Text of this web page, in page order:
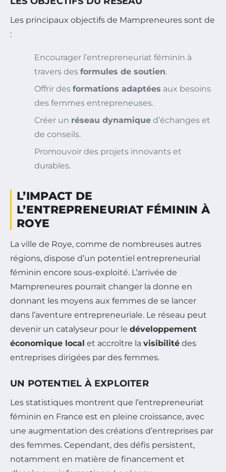
Les principaux objectifs de Mampreneures sont de
:
Encourager l’entrepreneuriat féminin à
travers des formules de soutien.
Offrir des formations adaptées aux besoins
des femmes entrepreneuses.
Créer un réseau dynamique d’échanges et
de conseils.
Promouvoir des projets innovants et
durables.
L’IMPACT DE
L’ENTREPRENEURIAT FÉMININ À
ROYE
La ville de Roye, comme de nombreuses autres
régions, dispose d’un potentiel entrepreneurial
féminin encore sous-exploité. L’arrivée de
Mampreneures pourrait changer la donne en
donnant les moyens aux femmes de se lancer
dans l’aventure entrepreneuriale. Le réseau peut
devenir un catalyseur pour le développement
économique local et accroître la visibilité des
entreprises dirigées par des femmes.
UN POTENTIEL À EXPLOITER
Les statistiques montrent que l’entrepreneuriat
féminin en France est en pleine croissance, avec
une augmentation des créations d’entreprises par
des femmes. Cependant, des défis persistent,
notamment en matière de financement et